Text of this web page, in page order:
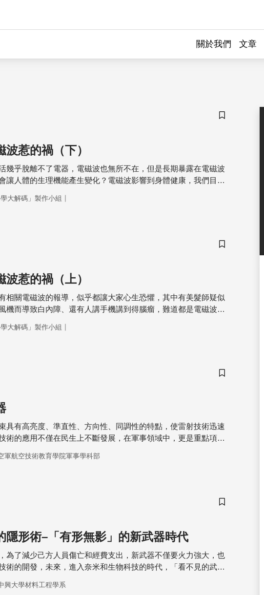
關於我們 文章
儲存書籤
波惹的禍（下）
幾乎脫離不了電器，電磁波也無所不在，但是長期暴露在電磁波
讓人體的生理機能產生變化？電磁波影響到身體健康，我們目前
是可以有所防範，無論在任何電器用品，避免長時間的使用，尤
大解碼」製作小組 ｜
儲存書籤
波惹的禍（上）
相關電磁波的報導，似乎都讓大家心生恐懼，其中有美髮師疑似
機而導致白內障、還有人講手機講到得腦瘤，難道都是電磁波惹
卻爭議不斷，除了有待科學界與醫學界進一步釐清真相之外，如
大解碼」製作小組 ｜
儲存書籤
具有高亮度、準直性、方向性、同調性的特點，使雷射技術迅速
術的應用不僅在民生上不斷發展，在軍事領域中，更是重點項目
軍航空技術教育學院軍事學科部
儲存書籤
隱形術–「有形無影」的新武器時代
為了減少己方人員傷亡和經費支出，新武器不僅要火力強大，也
術的開發，未來，進入奈米和生物科技的時代，「看不見的武
興大學材料工程學系